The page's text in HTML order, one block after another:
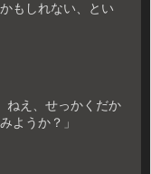
もしれない、とい
ねえ、せっかくだか
ようか？」